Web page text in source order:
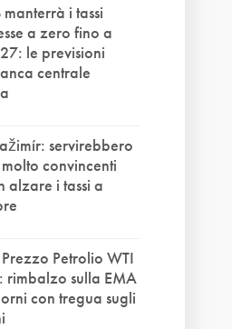
manterrà i tassi
a zero fino a
le previsioni
centrale
servirebbero
convincenti
alzare i tassi a
Petrolio WTI
rimbalzo sulla EMA
con tregua sugli